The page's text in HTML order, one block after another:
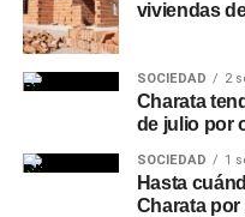
viviendas
SOCIEDAD 2
Charata
de julio por
SOCIEDAD 1
Hasta
Charata